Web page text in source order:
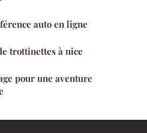
auto en ligne
trottinettes à nice
pour une aventure